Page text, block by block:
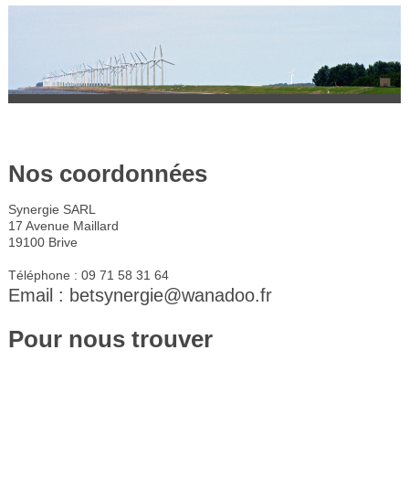
Nos coordonnées
Synergie SARL
17 Avenue Maillard
19100 Brive
Téléphone : 09 71 58 31 64
Email : betsynergie@wanadoo.fr
Pour nous trouver